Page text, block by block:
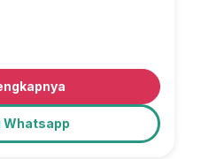
Whatsapp